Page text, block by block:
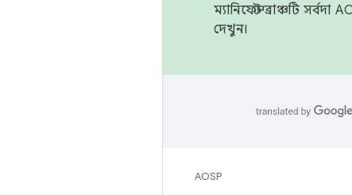
ম্যানিফেস্ট ব্রাঞ্চটি
দেখুন।
AOSP